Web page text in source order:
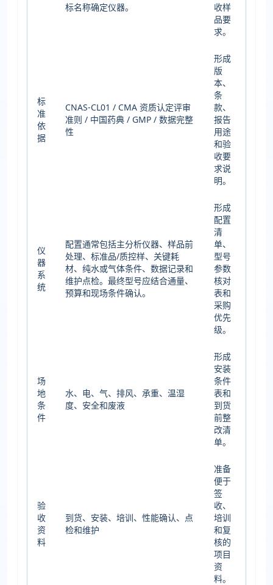
标名称确定仪器。
收样
品要
求。
标
准
依
据
CNAS-CL01 / CMA 资质认定评审
准则 / 中国药典 / GMP / 数据完整
性
形成
版
本、
条
款、
报告
用途
和验
收要
求说
明。
仪
器
系
统
配置通常包括主分析仪器、样品前
处理、标准品/质控样、关键耗
材、纯水或气体条件、数据记录和
维护点检。最终型号应结合通量、
预算和现场条件确认。
形成
配置
清
单、
型号
参数
核对
表和
采购
优先
级。
场
地
条
件
水、电、气、排风、承重、温湿
度、安全和废液
形成
安装
条件
表和
到货
前整
改清
单。
验
收
资
料
到货、安装、培训、性能确认、点
检和维护
准备
便于
签
收、
培训
和复
核的
项目
资
料。